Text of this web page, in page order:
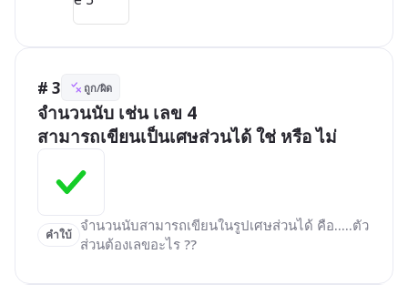
# 3 ถูก/ผิด
จำนวนนับ เช่น เลข 4
สามารถเขียนเป็นเศษส่วนได้ ใช่ หรือ ไม่
คำใบ้
จำนวนนับสามารถเขียนในรูปเศษส่วนได้ คือ.....ตัว
ส่วนต้องเลขอะไร ??